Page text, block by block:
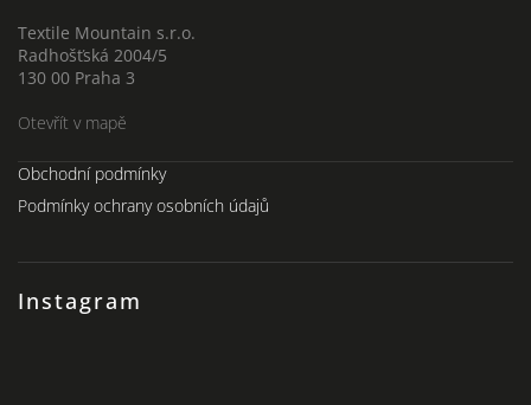
Textile Mountain s.r.o.
Radhošťská 2004/5
130 00 Praha 3
Otevřít v mapě
Instagram
Obchodní podmínky
Podmínky ochrany osobních údajů